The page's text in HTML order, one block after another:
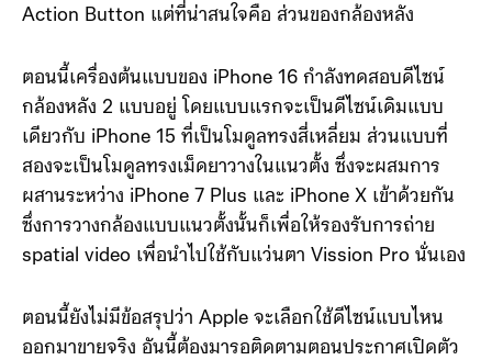
Action Button แต่ที่น่าสนใจคือ ส่วนของกล้องหลัง
ตอนนี้เครื่องต้นแบบของ iPhone 16 กำลังทดสอบดีไซน์
กล้องหลัง 2 แบบอยู่ โดยแบบแรกจะเป็นดีไซน์เดิมแบบ
เดียวกับ iPhone 15 ที่เป็นโมดูลทรงสี่เหลี่ยม ส่วนแบบที่
สองจะเป็นโมดูลทรงเม็ดยาวางในแนวตั้ง ซึ่งจะผสมการ
ผสานระหว่าง iPhone 7 Plus และ iPhone X เข้าด้วยกัน
ซึ่งการวางกล้องแบบแนวตั้งนั้นก็เพื่อให้รองรับการถ่าย
spatial video เพื่อนำไปใช้กับแว่นตา Vission Pro นั่นเอง
ตอนนี้ยังไม่มีข้อสรุปว่า Apple จะเลือกใช้ดีไซน์แบบไหน
ออกมาขายจริง อันนี้ต้องมารอติดตามตอนประกาศเปิดตัว